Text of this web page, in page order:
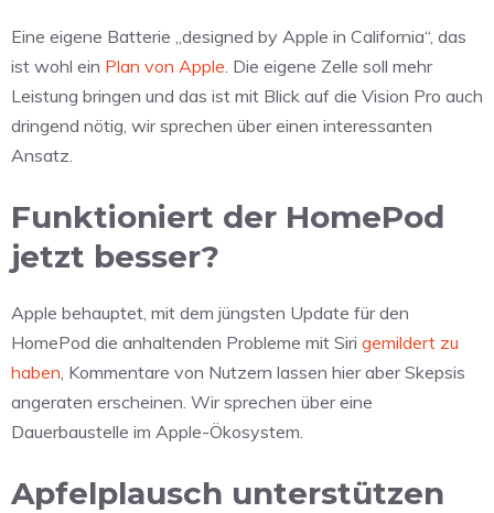
Eine eigene Batterie „designed by Apple in California“, das
ist wohl ein Plan von Apple . Die eigene Zelle soll mehr
Leistung bringen und das ist mit Blick auf die Vision Pro auch
dringend nötig, wir sprechen über einen interessanten
Ansatz.
Funktioniert der HomePod
jetzt besser?
Apple behauptet, mit dem jüngsten Update für den
HomePod die anhaltenden Probleme mit Siri gemildert zu
haben , Kommentare von Nutzern lassen hier aber Skepsis
angeraten erscheinen. Wir sprechen über eine
Dauerbaustelle im Apple-Ökosystem.
Apfelplausch unterstützen